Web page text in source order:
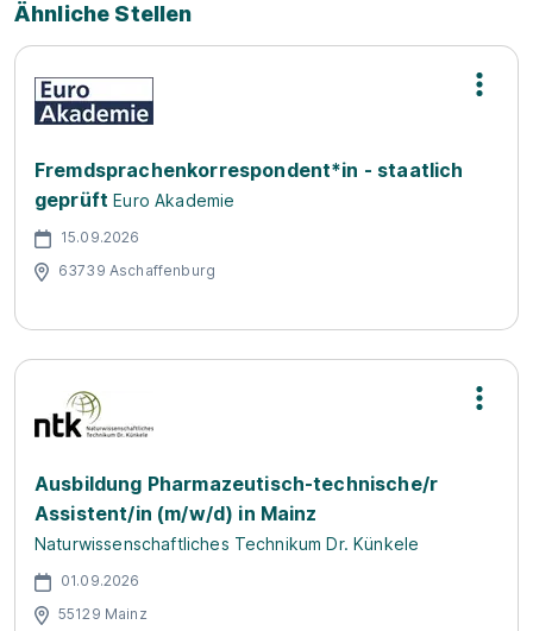
Ähnliche Stellen
Fremdsprachenkorrespondent*in - staatlich
geprüft Euro Akademie
15.09.2026
63739 Aschaffenburg
Ausbildung Pharmazeutisch-technische/r
Assistent/in (m/w/d) in Mainz
Naturwissenschaftliches Technikum Dr. Künkele
01.09.2026
55129 Mainz